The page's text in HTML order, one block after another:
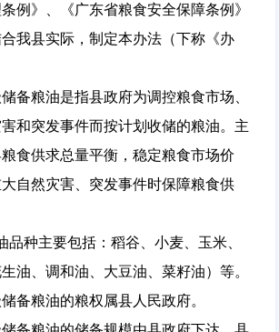
例》、《广东省粮食安全保障条例》
我县实际，制定本办法（下称《办
粮油是指县政府为调控粮食市场、
和突发事件而按计划收储的粮油。主
食供求总量平衡，稳定粮食市场价
自然灾害、突发事件时保障粮食供
种主要包括：稻谷、小麦、玉米、
油、调和油、大豆油、菜籽油）等。
粮油的粮权属县人民政府。